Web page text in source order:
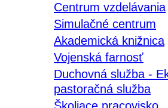
Centrum vzdelávania
Simulačné centrum
Akademická knižnica
Vojenská farnosť
Duchovná služba -
pastoračná služba